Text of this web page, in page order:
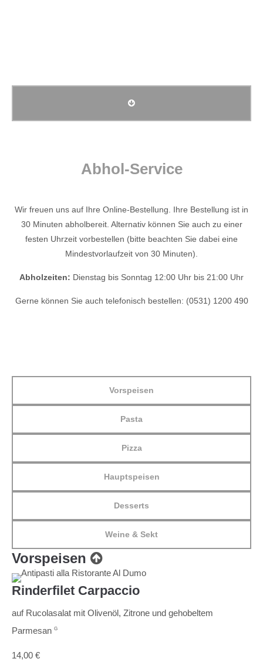
Abhol-Service
Wir freuen uns auf Ihre Online-Bestellung. Ihre Bestellung ist in
30 Minuten abholbereit. Alternativ können Sie auch zu einer
festen Uhrzeit vorbestellen (bitte beachten Sie dabei eine
Mindestvorlaufzeit von 30 Minuten).
Abholzeiten: Dienstag bis Sonntag 12:00 Uhr bis 21:00 Uhr
Gerne können Sie auch telefonisch bestellen: (0531) 1200 490
Vorspeisen
Pasta
Pizza
Hauptspeisen
Desserts
Weine & Sekt
Vorspeisen
Rinderfilet Carpaccio
auf Rucolasalat mit Olivenöl, Zitrone und gehobeltem
Parmesan G
14,00 €